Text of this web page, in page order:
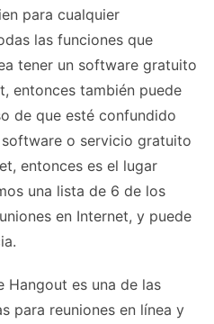
para cualquier
las funciones que
tener un software gratuito
entonces también puede
de que esté confundido
o servicio gratuito
entonces es el lugar
una lista de 6 de los
en Internet, y puede
Hangout es una de las
para reuniones en línea y